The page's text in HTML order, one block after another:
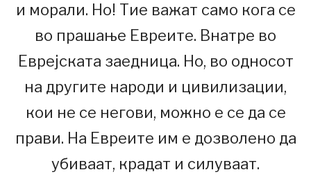
и морали. Но! Тие важат само кога се
во прашање Евреите. Внатре во
Еврејската заедница. Но, во односот
на другите народи и цивилизации,
кои не се негови, можно е се да се
прави. На Евреите им е дозволено да
убиваат, крадат и силуваат.